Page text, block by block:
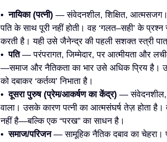
•नायिका (पत्नी) — संवेदनशील, शिक्षित, आत्मसजग।
पति के साथ पूरी नहीं होती। वह ‘गलत–सही’ के
करती है। यही उसे जैनेन्द्र की पहली सशक्त स्त्री
•पति— परंपरागत, जिम्मेदार, पर आत्मीयता और
—समाज और नैतिकता का भार उसे अधिक प्रिय है।
को दबाकर ‘कर्तव्य’ निभाता है।
•दूसरा पुरुष (प्रेम/आकर्षण का केंद्र) — संवेदनशील,
वाला। उसके कारण पत्नी का आत्मसंघर्ष तेज़ होता है।
नहीं है—बल्कि एक “परख” का साधन है।
•समाज/परिजन— सामूहिक नैतिक दबाव का चेहरा।